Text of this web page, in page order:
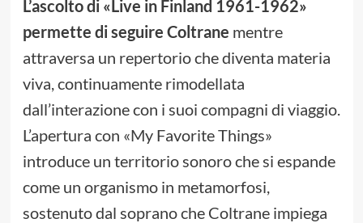
L’ascolto di «Live in Finland 1961-1962»
permette di seguire Coltrane mentre
attraversa un repertorio che diventa materia
viva, continuamente rimodellata
dall’interazione con i suoi compagni di viaggio.
L’apertura con «My Favorite Things»
introduce un territorio sonoro che si espande
come un organismo in metamorfosi,
sostenuto dal soprano che Coltrane impiega